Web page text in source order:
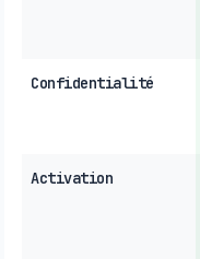
Confidentialité
Activation